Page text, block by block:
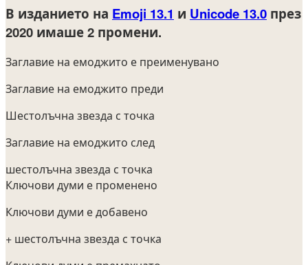
В изданието на Emoji 13.1 и Unicode 13.0 през
2020 имаше 2 промени.
Заглавие на емоджито е преименувано
Заглавие на емоджито преди
Шестолъчна звезда с точка
Заглавие на емоджито след
шестолъчна звезда с точка
Ключови думи е променено
Ключови думи е добавено
+ шестолъчна звезда с точка